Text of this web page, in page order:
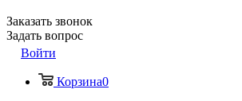
Заказать звонок
Задать вопрос
Войти
Корзина0